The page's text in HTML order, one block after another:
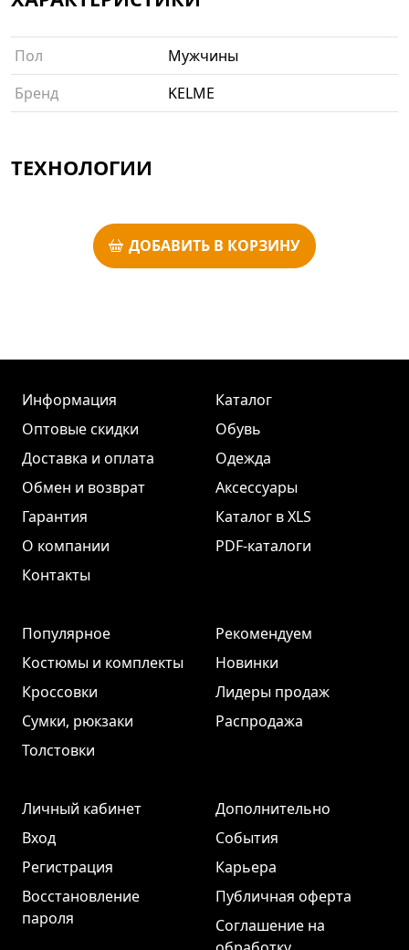
Пол
Мужчины
Бренд
KELME
ТЕХНОЛОГИИ
ДОБАВИТЬ В КОРЗИНУ
Информация
Оптовые скидки
Доставка и оплата
Обмен и возврат
Гарантия
О компании
Контакты
Каталог
Обувь
Одежда
Аксессуары
Каталог в XLS
PDF-каталоги
Популярное
Костюмы и комплекты
Кроссовки
Сумки, рюкзаки
Толстовки
Рекомендуем
Новинки
Лидеры продаж
Распродажа
Личный кабинет
Вход
Регистрация
Восстановление
пароля
Дополнительно
События
Карьера
Публичная оферта
Соглашение на